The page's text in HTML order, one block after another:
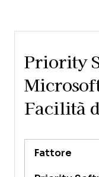
Priority
Facilità
Fattore